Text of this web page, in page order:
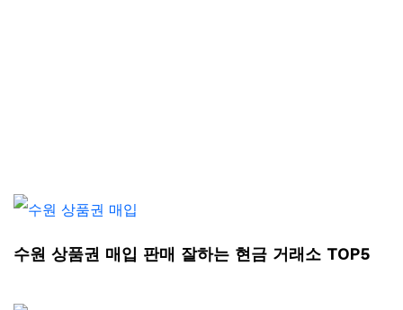
수원 상품권 매입 판매 잘하는 현금 거래소 TOP5